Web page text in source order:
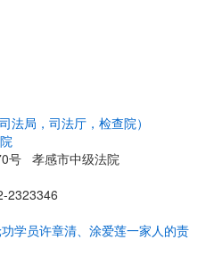
法局，司法厅，检查院）
号 孝感市中级法院
2323346
学员许章清、涂爱莲一家人的责